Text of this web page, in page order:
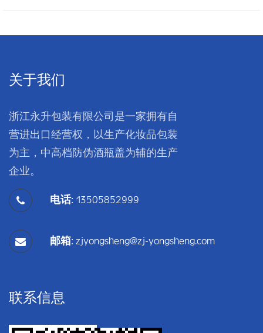
关于我们
浙江永升包装有限公司是一家拥有自
营进出口经营权，以生产化妆品包装
为主，中高档防伪酒瓶盖为辅的生产
企业。
电话: 13505852999
邮箱: zjyongsheng@zj-yongsheng.com
联系信息